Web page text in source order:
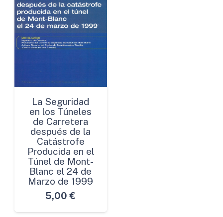
La Seguridad
en los Túneles
de Carretera
después de la
Catástrofe
Producida en el
Túnel de Mont-
Blanc el 24 de
Marzo de 1999
5,00 €